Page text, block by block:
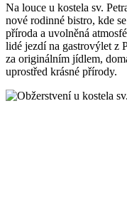
Na louce u kostela sv.
nové rodinné bistro, kde
příroda a uvolněná
lidé jezdí na gastrovýlet z
za originálním jídlem,
uprostřed krásné přírody.